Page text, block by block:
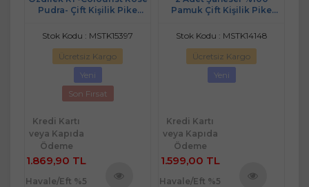
Pudra- Çift Kişilik Pike
Stok Kodu : MSTK15397
Ücretsiz Kargo
Yeni
Son Fırsat
Kredi Kartı
veya Kapıda
Ödeme
1.869,90 TL
Havale/Eft %5
Pamuk Çift Kişilik Pike
Stok Kodu : MSTK14148
Ücretsiz Kargo
Yeni
Kredi Kartı
veya Kapıda
Ödeme
1.599,00 TL
Havale/Eft %5